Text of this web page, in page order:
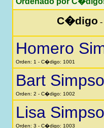
C�digo -
Homero
Orden: 1 - C�digo: 1001
Bart
Orden: 2 - C�digo: 1002
Lisa
Orden: 3 - C�digo: 1003